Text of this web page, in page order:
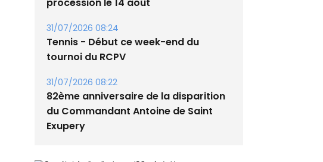
31/07/2026 08:24
Tennis - Début ce week-end du
tournoi du RCPV
31/07/2026 08:22
82ème anniversaire de la disparition
du Commandant Antoine de Saint
Exupery